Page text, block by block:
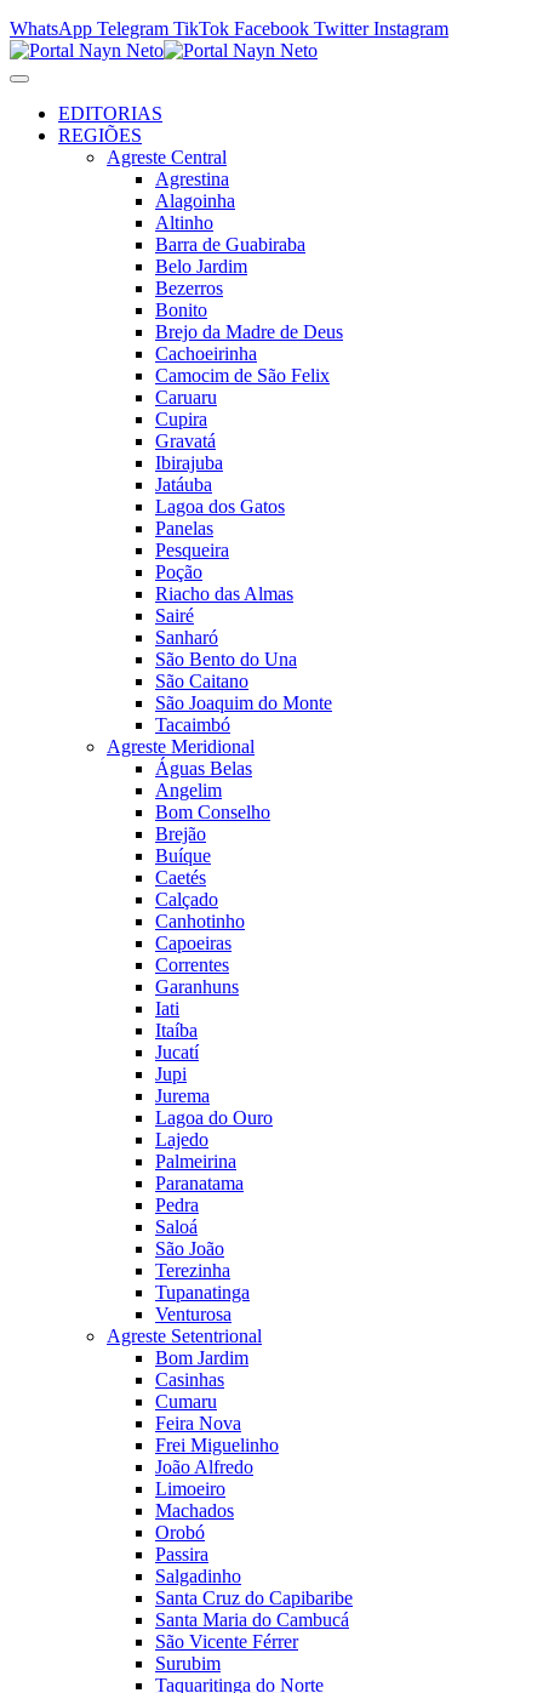
WhatsApp Telegram TikTok Facebook Twitter Instagram
EDITORIAS
REGIÕES
Agreste Central
Agrestina
Alagoinha
Altinho
Barra de Guabiraba
Belo Jardim
Bezerros
Bonito
Brejo da Madre de Deus
Cachoeirinha
Camocim de São Felix
Caruaru
Cupira
Gravatá
Ibirajuba
Jatáuba
Lagoa dos Gatos
Panelas
Pesqueira
Poção
Riacho das Almas
Sairé
Sanharó
São Bento do Una
São Caitano
São Joaquim do Monte
Tacaimbó
Agreste Meridional
Águas Belas
Angelim
Bom Conselho
Brejão
Buíque
Caetés
Calçado
Canhotinho
Capoeiras
Correntes
Garanhuns
Iati
Itaíba
Jucatí
Jupi
Jurema
Lagoa do Ouro
Lajedo
Palmeirina
Paranatama
Pedra
Saloá
São João
Terezinha
Tupanatinga
Venturosa
Agreste Setentrional
Bom Jardim
Casinhas
Cumaru
Feira Nova
Frei Miguelinho
João Alfredo
Limoeiro
Machados
Orobó
Passira
Salgadinho
Santa Cruz do Capibaribe
Santa Maria do Cambucá
São Vicente Férrer
Surubim
Taquaritinga do Norte